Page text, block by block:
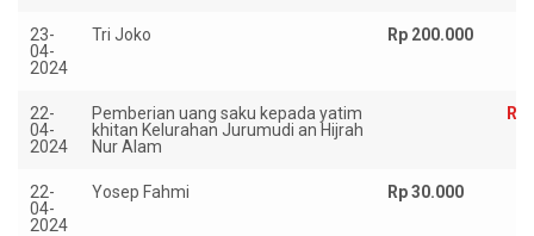
23-
04-
2024
Tri Joko Rp 200.000
22-
04-
2024
Pemberian uang saku kepada yatim
khitan Kelurahan Jurumudi an Hijrah
Nur Alam
Rp
22-
04-
2024
Yosep Fahmi Rp 30.000